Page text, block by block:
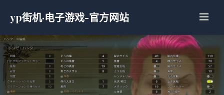
yp街机·电子游戏-官方网站